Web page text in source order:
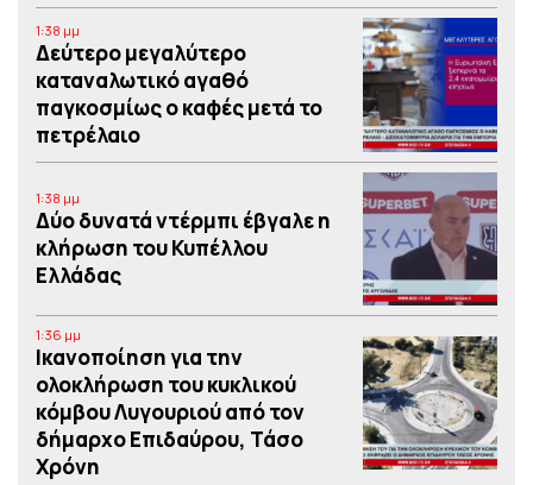
1:38 μμ
Δεύτερο μεγαλύτερο
καταναλωτικό αγαθό
παγκοσμίως ο καφές μετά το
πετρέλαιο
1:38 μμ
Δύο δυνατά ντέρμπι έβγαλε η
κλήρωση του Κυπέλλου
Ελλάδας
1:36 μμ
Iκανοποίηση για την
ολοκλήρωση του κυκλικού
κόμβου Λυγουριού από τον
δήμαρχο Επιδαύρου, Τάσο
Χρόνη